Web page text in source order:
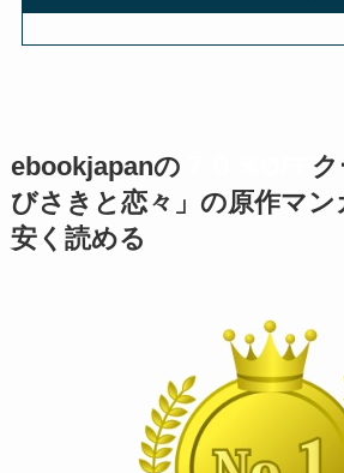
ebookjapanの
びさきと恋々」の原作マ
安く読める